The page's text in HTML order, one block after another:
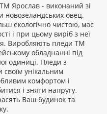
Ярослав - виконаний зі
новозеландських овец.
екологічно чистою, має
і при цьому виріб з неї
Виробляють пледи ТМ
обладнанні під
одиниці. Пледи з
своїм унікальним
комфортом і
і зняти напругу.
Ваш будинок та